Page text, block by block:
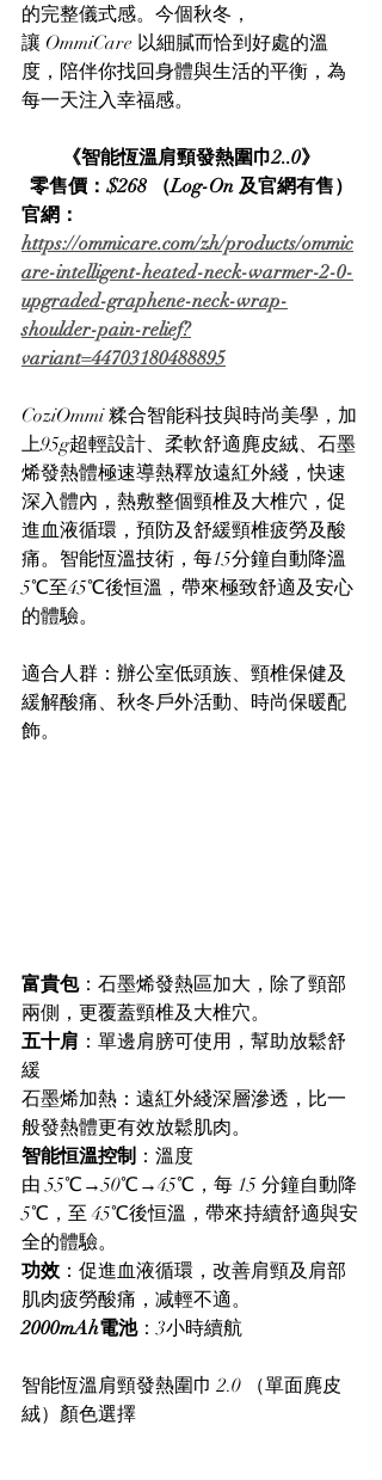
的完整儀式感。今個秋冬，
讓 OmmiCare 以細膩而恰到好處的溫
度，陪伴你找回身體與生活的平衡，為
每一天注入幸福感。
《智能恆溫肩頸發熱圍巾2..0》
零售價：$268 （Log-On 及官網有售）
官網：
https://ommicare.com/zh/products/ommic
are-intelligent-heated-neck-warmer-2-0-
upgraded-graphene-neck-wrap-
shoulder-pain-relief?
variant=44703180488895
CoziOmmi 糅合智能科技與時尚美學，加
上95g超輕設計、柔軟舒適麂皮絨、石墨
烯發熱體極速導熱釋放遠紅外綫，快速
深入體內，熱敷整個頸椎及大椎穴，促
進血液循環，預防及舒緩頸椎疲勞及酸
痛。智能恆溫技術，每15分鐘自動降溫
5℃至45℃後恒溫，帶來極致舒適及安心
的體驗。
適合人群：辦公室低頭族、頸椎保健及
緩解酸痛、秋冬戶外活動、時尚保暖配
飾。
富貴包：石墨烯發熱區加大，除了頸部
兩側，更覆蓋頸椎及大椎穴。
五十肩 ：單邊肩膀可使用，幫助放鬆舒
緩
石墨烯加熱：遠紅外綫深層滲透，比一
般發熱體更有效放鬆肌肉。
智能恒溫控制 ：溫度
由 55℃→50℃→45℃，每 15 分鐘自動降
5℃，至 45℃後恒溫，帶來持續舒適與安
全的體驗。
功效 ：促進血液循環，改善肩頸及肩部
肌肉疲勞酸痛，减輕不適。
2000mAh電池：3小時續航
智能恆溫肩頸發熱圍巾 2.0 （單面麂皮
絨）顏色選擇